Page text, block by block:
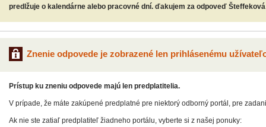
predlžuje o kalendárne alebo pracovné dní. ďakujem za odpoveď Šteffeková
Znenie odpovede je zobrazené len prihlásenému
Prístup ku zneniu odpovede majú len predplatitelia.
V prípade, že máte zakúpené predplatné pre niektorý odborný portál, pre
Ak nie ste zatiaľ predplatiteľ žiadneho portálu, vyberte si z našej ponuky: